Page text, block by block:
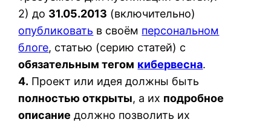
2) до 31.05.2013 (включительно)
опубликовать в своём персональном
блоге, статью (серию статей) с
обязательным тегом кибервесна.
4. Проект или идея должны быть
полностью открыты, а их подробное
описание должно позволить их